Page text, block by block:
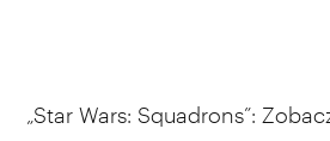
„Star Wars: Squadrons”: